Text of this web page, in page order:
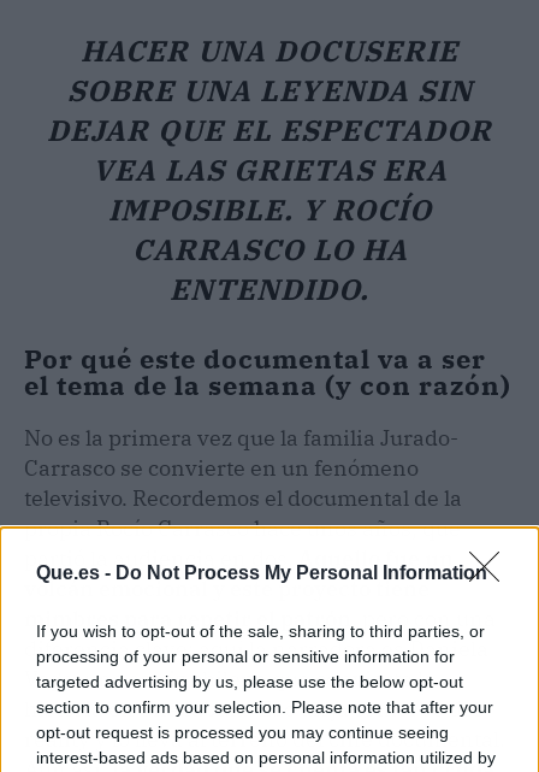
Que.es - Do Not Process My Personal Information
If you wish to opt-out of the sale, sharing to third parties, or
processing of your personal or sensitive information for
targeted advertising by us, please use the below opt-out
section to confirm your selection. Please note that after your
opt-out request is processed you may continue seeing
interest-based ads based on personal information utilized by
HACER UNA DOCUSERIE
SOBRE UNA LEYENDA SIN
DEJAR QUE EL ESPECTADOR
VEA LAS GRIETAS ERA
IMPOSIBLE. Y ROCÍO
CARRASCO LO HA
ENTENDIDO.
Por qué este documental va a ser
el tema de la semana (y con razón)
No es la primera vez que la familia Jurado-
Carrasco se convierte en un fenómeno
televisivo. Recordemos el documental de la
propia Rocío Carrasco hace unos años, que
partió la audiencia en dos.Aquello fue un
volcán emocional y este proyecto tiene
mimbres para repetir el patrón
, pero con una
diferencia clave: aquí la narradora es Daniela
Vega, una actriz chilena que convierte la
historia en una fábula. Eso aleja el morbo del
reality y lo lleva al terreno del cine documental.